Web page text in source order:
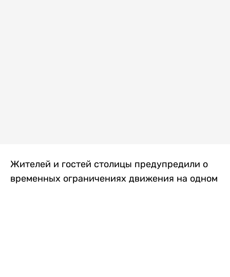
Жителей и гостей столицы предупредили о
временных ограничениях движения на одном